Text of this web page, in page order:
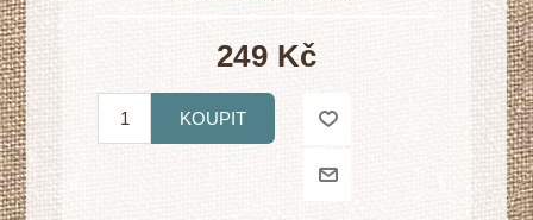
249 Kč
KOUPIT